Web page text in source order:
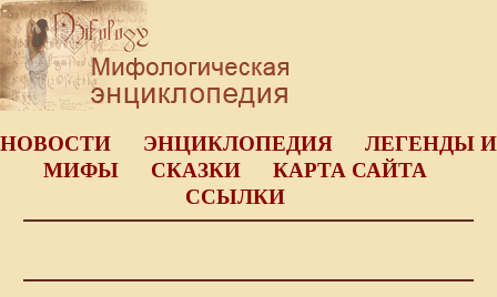
НОВОСТИ ЭНЦИКЛОПЕДИЯ
ЛЕГЕНДЫ И
МИФЫ
СКАЗКИ
КАРТА САЙТА
ССЫЛКИ